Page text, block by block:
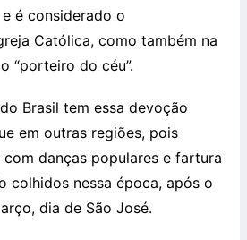
é considerado o
Católica, como também na
“porteiro do céu”.
Brasil tem essa devoção
em outras regiões, pois
danças populares e fartura
colhidos nessa época, após o
dia de São José.